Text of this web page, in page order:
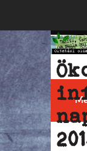
Főoldal»
(NyDR) -